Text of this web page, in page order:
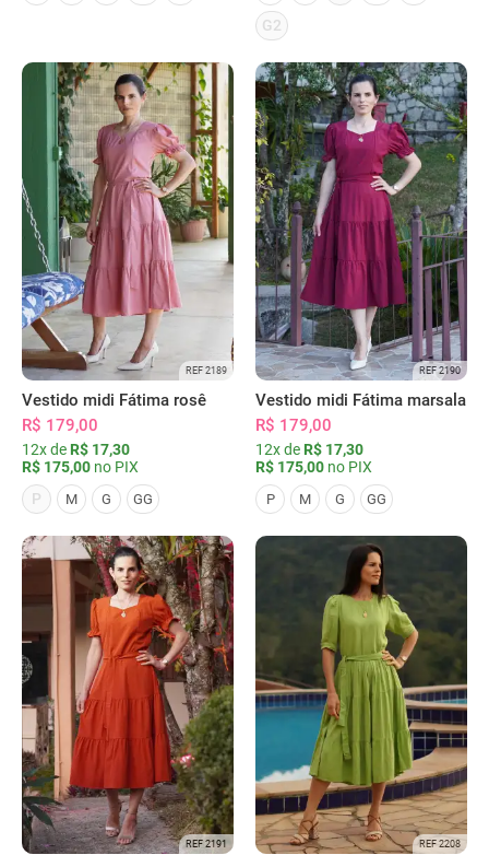
G2
REF 2189
Vestido midi Fátima rosê
R$ 179,00
12x de R$ 17,30
R$ 175,00 no PIX
P
M G GG
REF 2190
Vestido midi Fátima marsala
R$ 179,00
12x de R$ 17,30
R$ 175,00 no PIX
P M G GG
REF 2191 REF 2208